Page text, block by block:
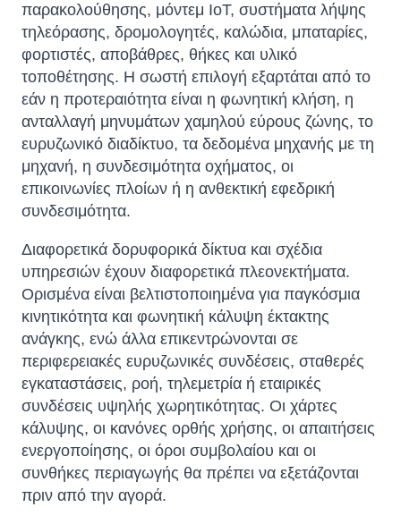
παρακολούθησης, μόντεμ IoT, συστήματα λήψης
τηλεόρασης, δρομολογητές, καλώδια, μπαταρίες,
φορτιστές, αποβάθρες, θήκες και υλικό
τοποθέτησης. Η σωστή επιλογή εξαρτάται από το
εάν η προτεραιότητα είναι η φωνητική κλήση, η
ανταλλαγή μηνυμάτων χαμηλού εύρους ζώνης, το
ευρυζωνικό διαδίκτυο, τα δεδομένα μηχανής με τη
μηχανή, η συνδεσιμότητα οχήματος, οι
επικοινωνίες πλοίων ή η ανθεκτική εφεδρική
συνδεσιμότητα.
Διαφορετικά δορυφορικά δίκτυα και σχέδια
υπηρεσιών έχουν διαφορετικά πλεονεκτήματα.
Ορισμένα είναι βελτιστοποιημένα για παγκόσμια
κινητικότητα και φωνητική κάλυψη έκτακτης
ανάγκης, ενώ άλλα επικεντρώνονται σε
περιφερειακές ευρυζωνικές συνδέσεις, σταθερές
εγκαταστάσεις, ροή, τηλεμετρία ή εταιρικές
συνδέσεις υψηλής χωρητικότητας. Οι χάρτες
κάλυψης, οι κανόνες ορθής χρήσης, οι απαιτήσεις
ενεργοποίησης, οι όροι συμβολαίου και οι
συνθήκες περιαγωγής θα πρέπει να εξετάζονται
πριν από την αγορά.